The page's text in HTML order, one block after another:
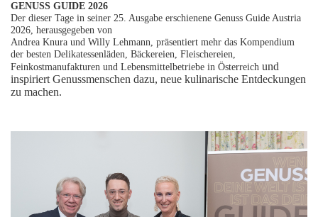
GENUSS GUIDE 2026
Der dieser Tage in seiner 25. Ausgabe erschienene Genuss Guide Austria
2026, herausgegeben von
Andrea Knura und Willy Lehmann, präsentiert mehr das Kompendium
der besten Delikatessenläden, Bäckereien, Fleischereien,
Feinkostmanufakturen und Lebensmittelbetriebe in Österreich und
inspiriert Genussmenschen dazu, neue kulinarische Entdeckungen
zu machen.